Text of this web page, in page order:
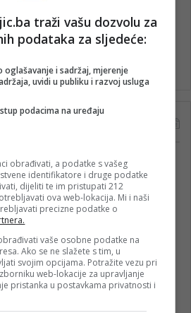
uhapšen je u Njemačkoj nakon
pokušao da izbjegne kontrolu
gradi BiH-Jovan Divjak“
je u posljednje 22 godine imao
2023.
cvijećem i besplatnim
na utakmicu
2025.
traži vašu dozvolu za
podataka za sljedeće:
oglašavanje i sadržaj, mjerenje
uvidi u publiku i razvoj usluga
podacima na uređaju
obrađivati, a podatke s vašeg
identifikatore i druge podatke
dijeliti te im pristupati 212
ova web-lokacija. Mi i naši
precizne podatke o
vaše osobne podatke na
Ako se ne slažete s tim, u
svojim opcijama. Potražite vezu pri
web-lokacije za upravljanje
pristanka u postavkama privatnosti i